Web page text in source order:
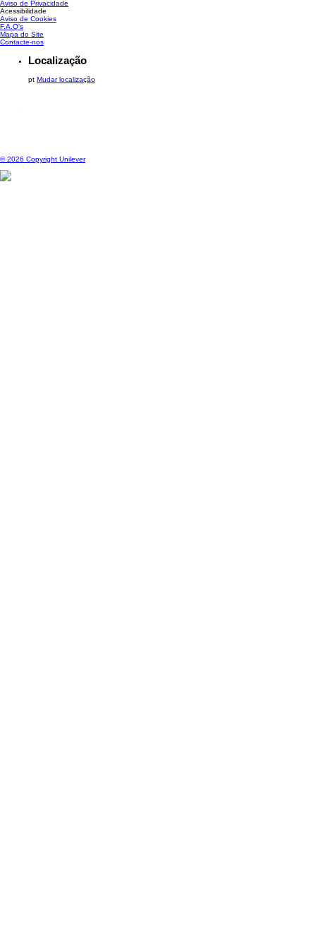
Aviso de Privacidade
Acessibilidade
Aviso de Cookies
Gerir Preferências
Mapa do Site